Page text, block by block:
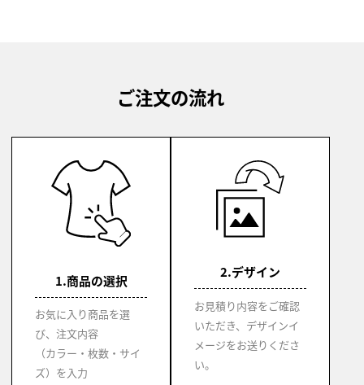
ご注文の流れ
1.商品の選択
お気に入り商品を選
び、注文内容
（カラー・枚数・サイ
ズ）を入力
2.デザイン
お見積り内容をご確認
いただき、デザインイ
メージをお送りくださ
い。